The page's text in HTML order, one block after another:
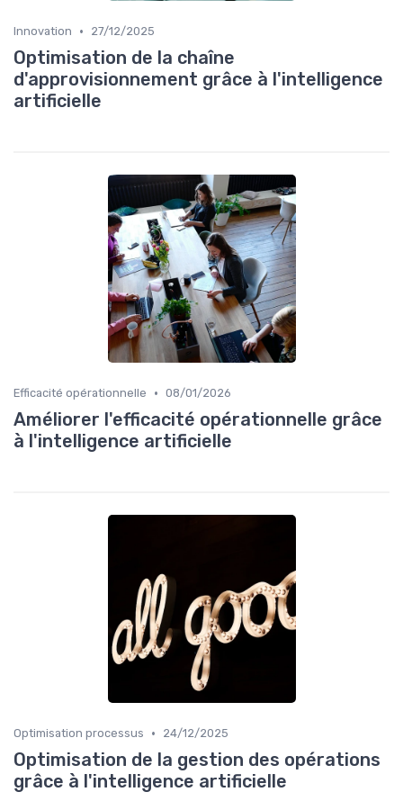
Innovation • 27/12/2025
Optimisation de la chaîne
d'approvisionnement grâce à l'intelligence
artificielle
Efficacité opérationnelle • 08/01/2026
Améliorer l'efficacité opérationnelle grâce
à l'intelligence artificielle
Optimisation processus • 24/12/2025
Optimisation de la gestion des opérations
grâce à l'intelligence artificielle